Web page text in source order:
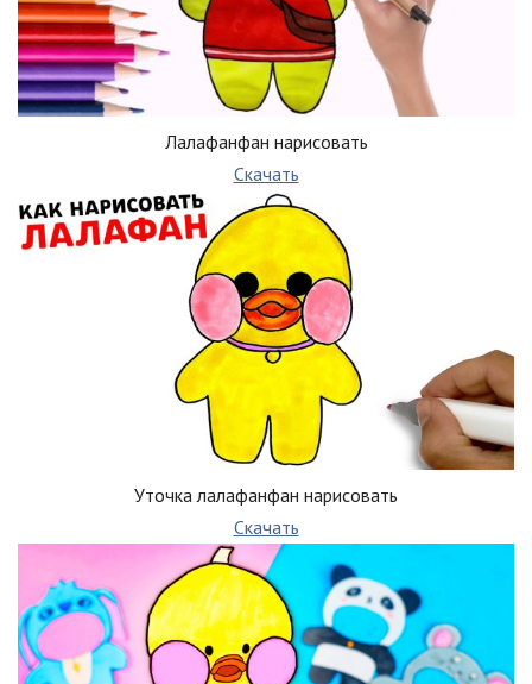
Лалафанфан нарисовать
Скачать
Уточка лалафанфан нарисовать
Скачать